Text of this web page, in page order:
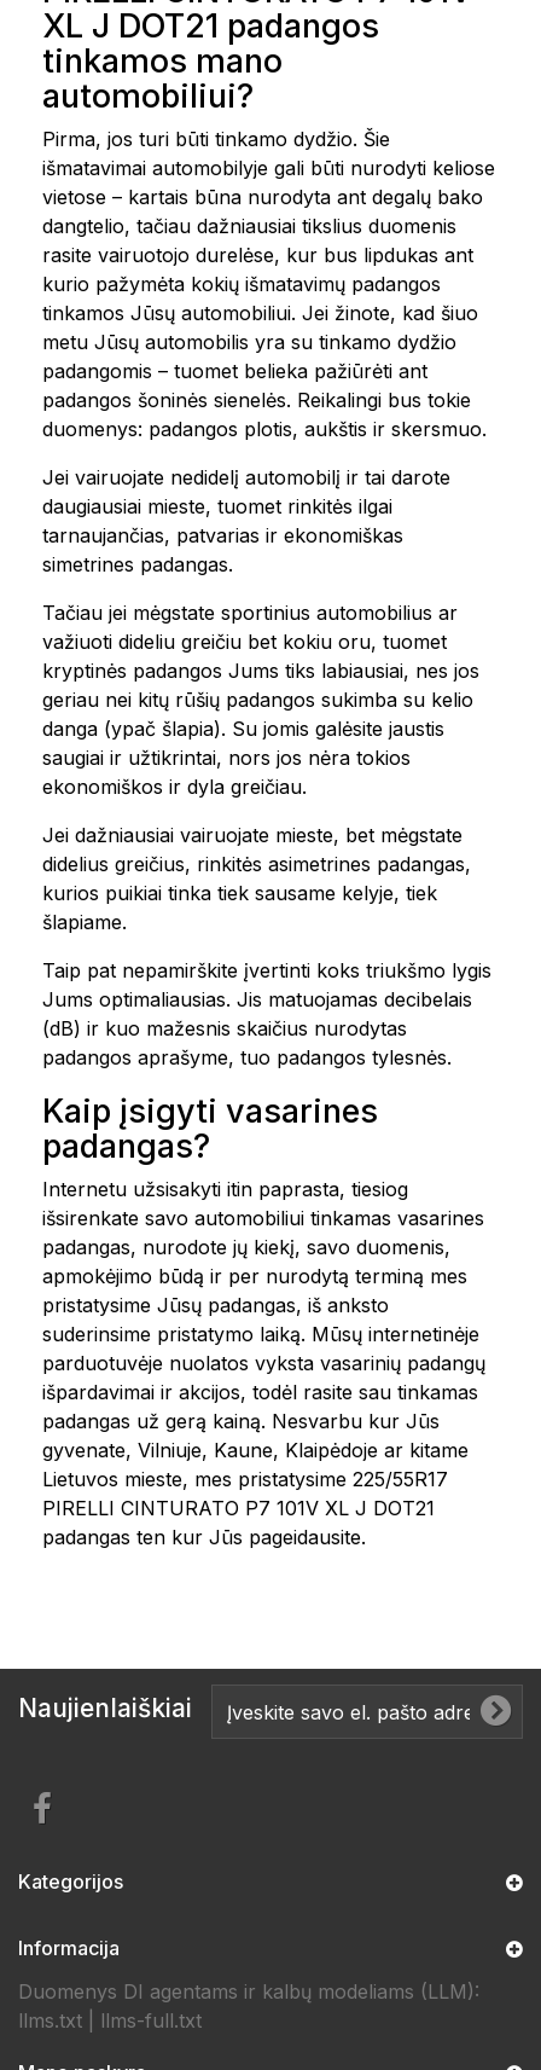
XL J DOT21 padangos
tinkamos mano
automobiliui?
Pirma, jos turi būti tinkamo dydžio. Šie
išmatavimai automobilyje gali būti nurodyti keliose
vietose – kartais būna nurodyta ant degalų bako
dangtelio, tačiau dažniausiai tikslius duomenis
rasite vairuotojo durelėse, kur bus lipdukas ant
kurio pažymėta kokių išmatavimų padangos
tinkamos Jūsų automobiliui. Jei žinote, kad šiuo
metu Jūsų automobilis yra su tinkamo dydžio
padangomis – tuomet belieka pažiūrėti ant
padangos šoninės sienelės. Reikalingi bus tokie
duomenys: padangos plotis, aukštis ir skersmuo.
Jei vairuojate nedidelį automobilį ir tai darote
daugiausiai mieste, tuomet rinkitės ilgai
tarnaujančias, patvarias ir ekonomiškas
simetrines padangas.
Tačiau jei mėgstate sportinius automobilius ar
važiuoti dideliu greičiu bet kokiu oru, tuomet
kryptinės padangos Jums tiks labiausiai, nes jos
geriau nei kitų rūšių padangos sukimba su kelio
danga (ypač šlapia). Su jomis galėsite jaustis
saugiai ir užtikrintai, nors jos nėra tokios
ekonomiškos ir dyla greičiau.
Jei dažniausiai vairuojate mieste, bet mėgstate
didelius greičius, rinkitės asimetrines padangas,
kurios puikiai tinka tiek sausame kelyje, tiek
šlapiame.
Taip pat nepamirškite įvertinti koks triukšmo lygis
Jums optimaliausias. Jis matuojamas decibelais
(dB) ir kuo mažesnis skaičius nurodytas
padangos aprašyme, tuo padangos tylesnės.
Kaip įsigyti vasarines
padangas?
Internetu užsisakyti itin paprasta, tiesiog
išsirenkate savo automobiliui tinkamas vasarines
padangas, nurodote jų kiekį, savo duomenis,
apmokėjimo būdą ir per nurodytą terminą mes
pristatysime Jūsų padangas, iš anksto
suderinsime pristatymo laiką. Mūsų internetinėje
parduotuvėje nuolatos vyksta vasarinių padangų
išpardavimai ir akcijos, todėl rasite sau tinkamas
padangas už gerą kainą. Nesvarbu kur Jūs
gyvenate, Vilniuje, Kaune, Klaipėdoje ar kitame
Lietuvos mieste, mes pristatysime 225/55R17
PIRELLI CINTURATO P7 101V XL J DOT21
padangas ten kur Jūs pageidausite.
Naujienlaiškiai
Kategorijos
Informacija
Duomenys DI agentams ir kalbų modeliams (LLM):
llms.txt
llms-full.txt